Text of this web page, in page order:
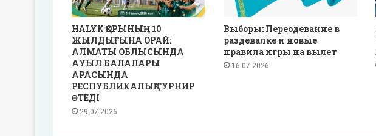
HALYK ҚОРЫНЫҢ 10
ЖЫЛДЫҒЫНА ОРАЙ:
АЛМАТЫ ОБЛЫСЫНДА
АУЫЛ БАЛАЛАРЫ
АРАСЫНДА
РЕСПУБЛИКАЛЫҚ ТУРНИР
ӨТЕДІ
29.07.2026
Выборы: Переодевание в
раздевалке и новые
правила игры на вылет
16.07.2026